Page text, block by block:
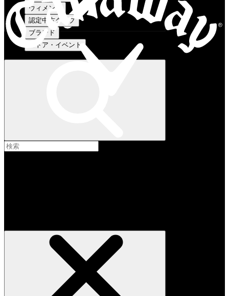
ウィメンズ
認定中古クラブ
ブランド
ストア・イベント